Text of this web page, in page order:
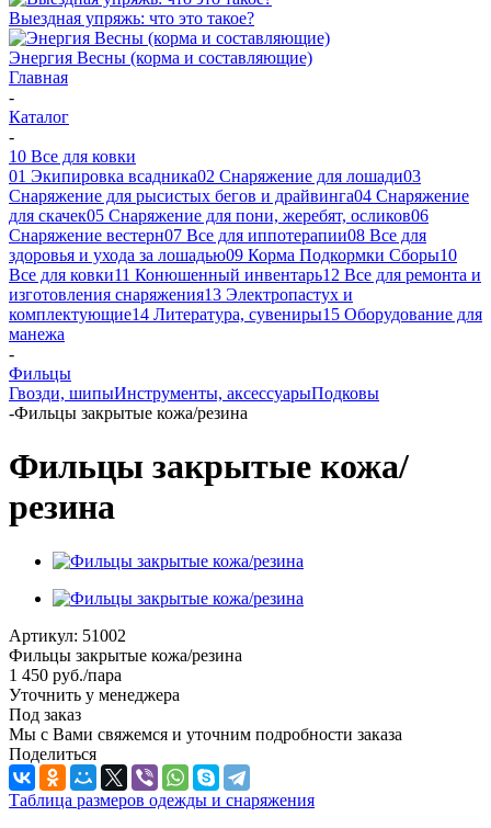
Выездная упряжь: что это такое?
Энергия Весны (корма и составляющие)
Главная
-
Каталог
-
10 Все для ковки
01 Экипировка всадника02 Снаряжение для лошади03
Снаряжение для рысистых бегов и драйвинга04 Снаряжение
для скачек05 Снаряжение для пони, жеребят, осликов06
Снаряжение вестерн07 Все для иппотерапии08 Все для
здоровья и ухода за лошадью09 Корма Подкормки Сборы10
Все для ковки11 Конюшенный инвентарь12 Все для ремонта и
изготовления снаряжения13 Электропастух и
комплектующие14 Литература, сувениры15 Оборудование для
манежа
-
Фильцы
Гвозди, шипыИнструменты, аксессуарыПодковы
-Фильцы закрытые кожа/резина
Фильцы закрытые кожа/
резина
Артикул: 51002
Фильцы закрытые кожа/резина
1 450 руб./пара
Уточнить у менеджера
Под заказ
Мы с Вами свяжемся и уточним подробности заказа
Поделиться
Таблица размеров одежды и снаряжения